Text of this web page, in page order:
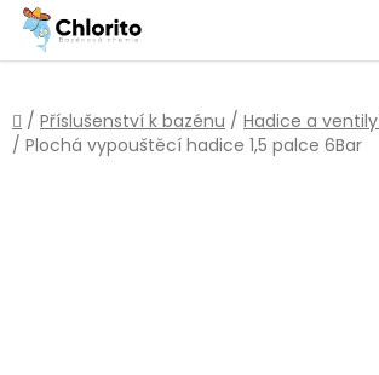
Přejít
obsah
Domů
/ Příslušenství k bazénu / Hadice a
/ Plochá vypouštěcí hadice 1,5 palce 6Bar